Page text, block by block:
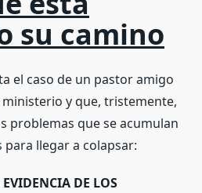
su camino
el caso de un pastor amigo
y que, tristemente,
problemas que se acumulan
llegar a colapsar:
DE LOS